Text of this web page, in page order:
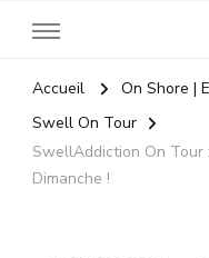
Accueil
On Shore |
Swell On Tour
SwellAddiction On Tour
Dimanche !